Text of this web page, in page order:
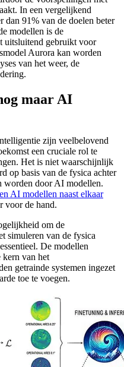
In een vergelijkend
dan 91% van de doelen beter
modellen is de
uitsluitend gebruikt voor
Aurora kan worden
van het weer, de
maar AI
zijn veelbelovend
een cruciale rol te
Het is niet waarschijnlijk
op basis van de fysica achter
worden door AI modellen.
AI modellen naast elkaar
voor de hand.
om de
simuleren van de fysica
De modellen
kern van het
getrainde systemen ingezet
toe te voegen.